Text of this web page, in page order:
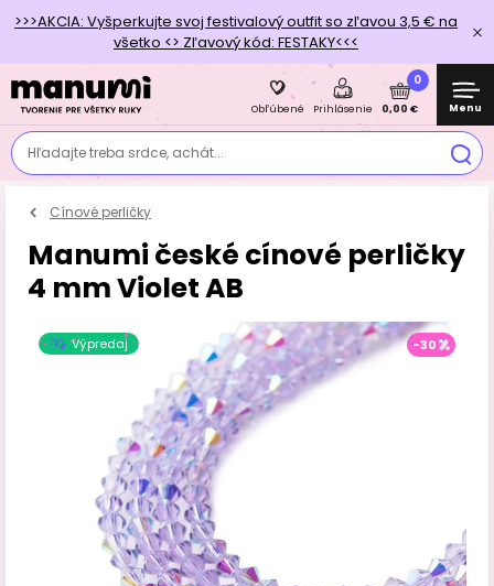
>>>AKCIA: Vyšperkujte svoj festivalový outfit so zľavou 3,5 € na
všetko <> Zľavový kód: FESTAKY<<<
Hľadajte treba srdce, achát...
Obľúbené Prihlásenie
0
0,00 € Menu
Cínové perličky
Manumi české cínové perličky
4 mm Violet AB
Výpredaj -30